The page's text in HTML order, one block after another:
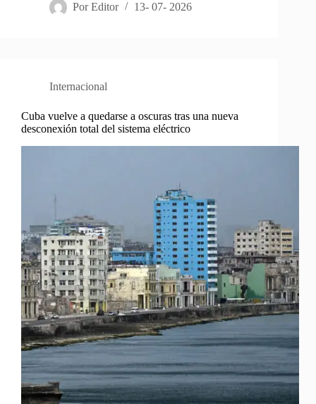
Por Editor 13- 07- 2026
Internacional
Cuba vuelve a quedarse a oscuras tras una nueva
desconexión total del sistema eléctrico